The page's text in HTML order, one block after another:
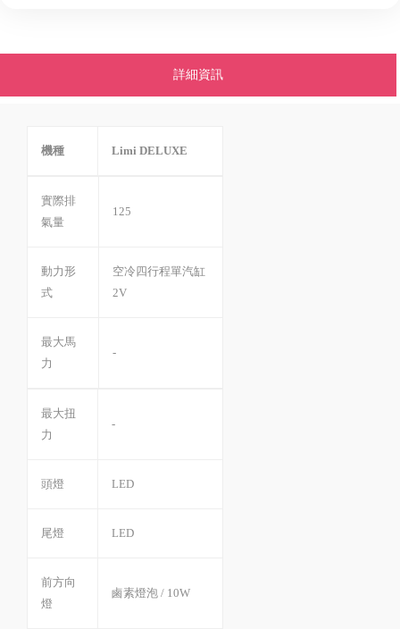
詳細資訊
機種 Limi DELUXE
實際排
氣量
125
動力形
式
空冷四行程單汽缸
2V
最大馬
力
-
最大扭
力
-
頭燈 LED
尾燈 LED
前方向
燈
鹵素燈泡 / 10W